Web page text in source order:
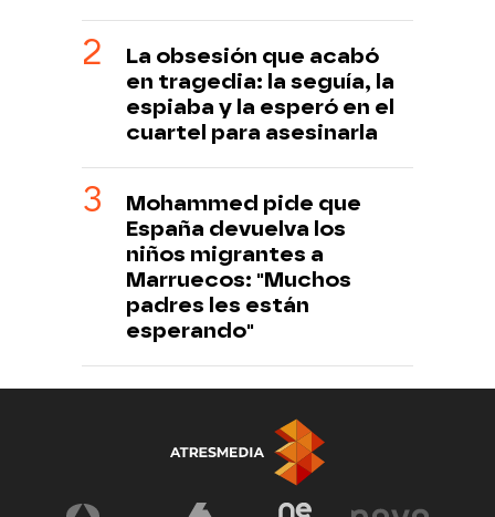
La obsesión que acabó
en tragedia: la seguía, la
espiaba y la esperó en el
cuartel para asesinarla
Mohammed pide que
España devuelva los
niños migrantes a
Marruecos: "Muchos
padres les están
esperando"